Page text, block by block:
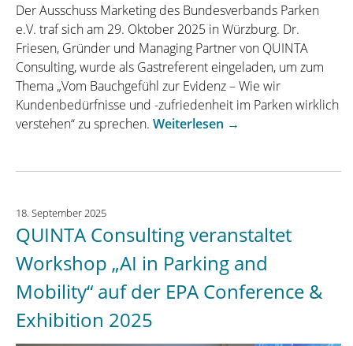
Der Ausschuss Marketing des Bundesverbands Parken
e.V. traf sich am 29. Oktober 2025 in Würzburg. Dr.
Friesen, Gründer und Managing Partner von QUINTA
Consulting, wurde als Gastreferent eingeladen, um zum
Thema „Vom Bauchgefühl zur Evidenz – Wie wir
Kundenbedürfnisse und -zufriedenheit im Parken wirklich
verstehen“ zu sprechen. Weiterlesen „Dr.
Marketing
Bundesverband
Parken
→
18. September 2025
QUINTA Consulting veranstaltet
Workshop „AI in Parking and
Mobility“ auf der EPA Conference &
Exhibition 2025